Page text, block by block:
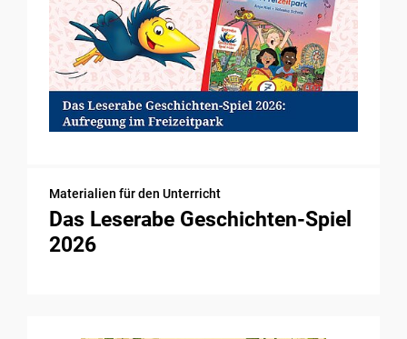
Materialien für den Unterricht
Das Leserabe Geschichten-Spiel
2026